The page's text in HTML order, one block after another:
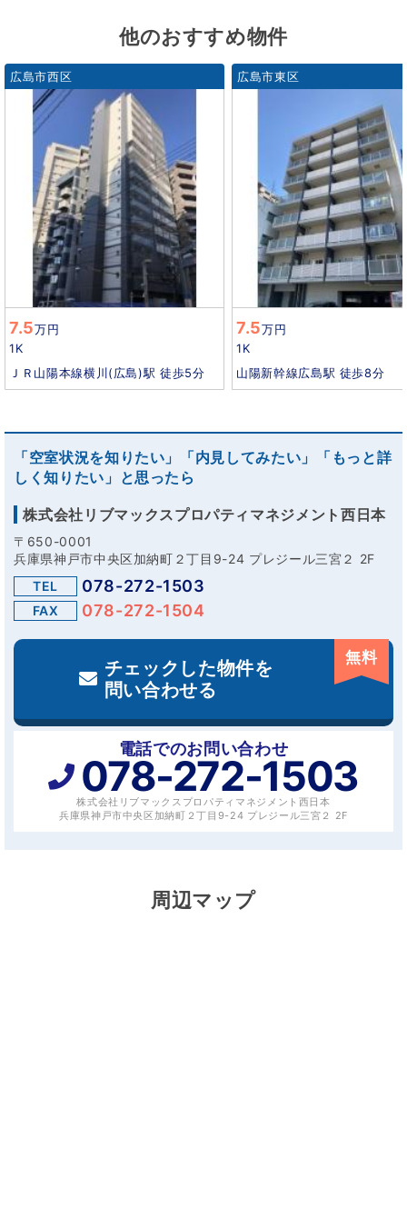
他のおすすめ物件
広島市西区
7.5万円
1K
ＪＲ山陽本線横川(広島)駅 徒歩5分
広島市東区
7.5万円
1K
山陽新幹線広島駅 徒歩8分
「空室状況を知りたい」「内見してみたい」「もっと詳
しく知りたい」と思ったら
株式会社リブマックスプロパティマネジメント西日本
〒650-0001
兵庫県神戸市中央区加納町２丁目9-24 プレジール三宮２ 2F
TEL
078-272-1503
FAX 078-272-1504
チェックした物件を
問い合わせる
無料
電話でのお問い合わせ
078-272-1503
株式会社リブマックスプロパティマネジメント西日本
兵庫県神戸市中央区加納町２丁目9-24 プレジール三宮２ 2F
周辺マップ